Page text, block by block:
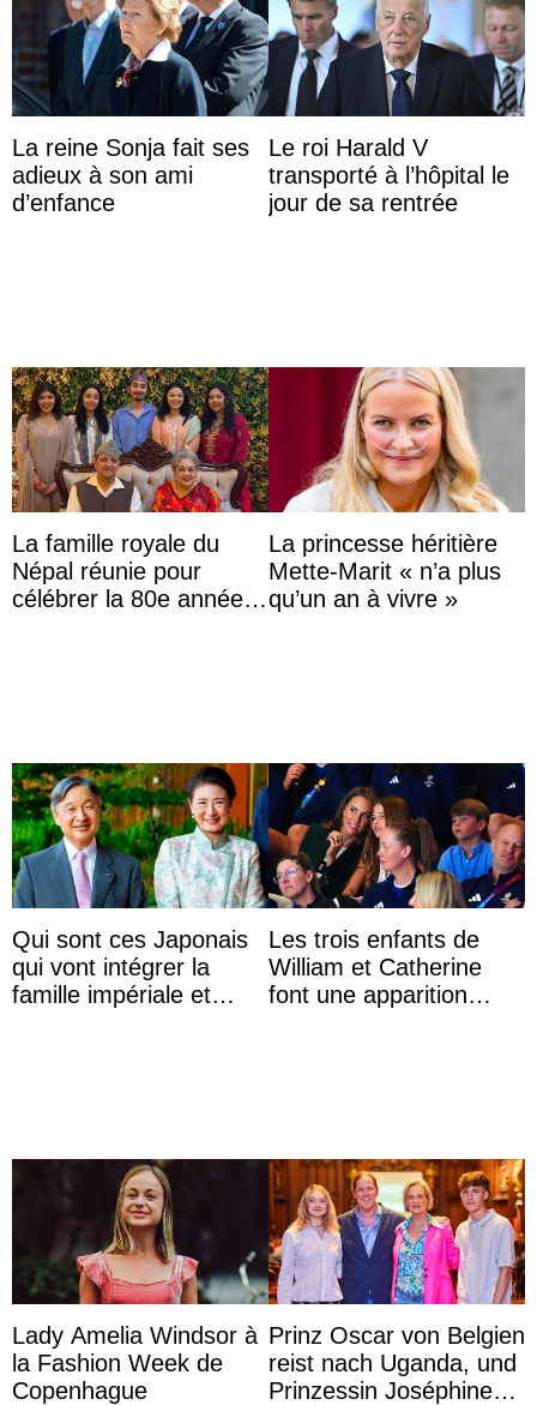
La reine Sonja fait ses
adieux à son ami
d’enfance
Le roi Harald V
transporté à l’hôpital le
jour de sa rentrée
La famille royale du
Népal réunie pour
célébrer la 80e année
La princesse héritière
Mette-Marit « n’a plus
qu’un an à vivre »
Qui sont ces Japonais
qui vont intégrer la
famille impériale et
Les trois enfants de
William et Catherine
font une apparition
Lady Amelia Windsor à
la Fashion Week de
Copenhague
Prinz Oscar von Belgien
reist nach Uganda, und
Prinzessin Joséphine